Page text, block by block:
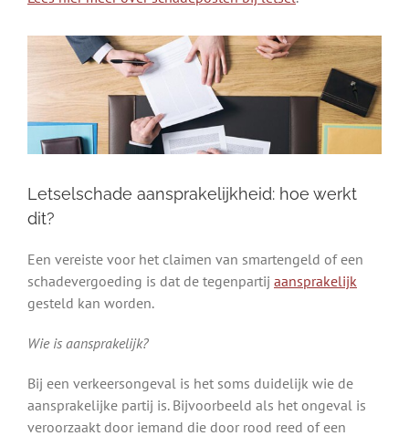
Letselschade aansprakelijkheid: hoe werkt
dit?
Een vereiste voor het claimen van smartengeld of een
schadevergoeding is dat de tegenpartij aansprakelijk
gesteld kan worden.
Wie is aansprakelijk?
Bij een verkeersongeval is het soms duidelijk wie de
aansprakelijke partij is. Bijvoorbeeld als het ongeval is
veroorzaakt door iemand die door rood reed of een